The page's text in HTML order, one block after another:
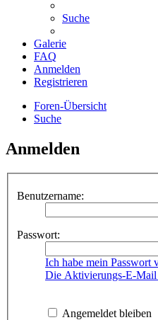
Suche
Galerie
FAQ
Anmelden
Registrieren
Foren-Übersicht
Suche
Anmelden
Benutzername:
Passwort:
Ich habe mein Passwort
Die Aktivierungs-E-Mail
Angemeldet bleiben